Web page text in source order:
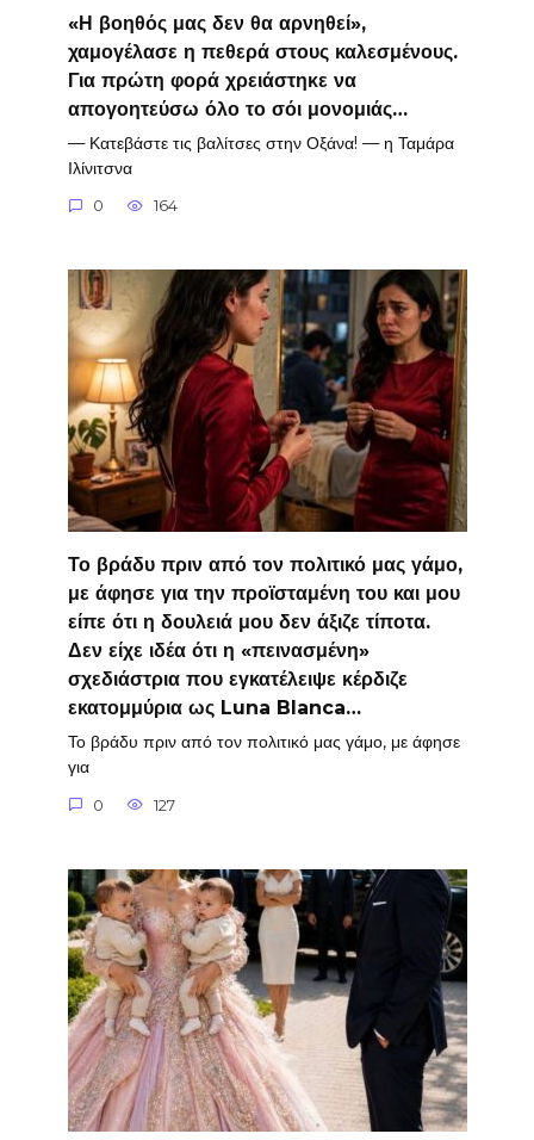
«Η βοηθός μας δεν θα αρνηθεί»,
χαμογέλασε η πεθερά στους καλεσμένους.
Για πρώτη φορά χρειάστηκε να
απογοητεύσω όλο το σόι μονομιάς…
— Κατεβάστε τις βαλίτσες στην Οξάνα! — η Ταμάρα
Ιλίνιτσνα
0 164
Το βράδυ πριν από τον πολιτικό μας γάμο,
με άφησε για την προϊσταμένη του και μου
είπε ότι η δουλειά μου δεν άξιζε τίποτα.
Δεν είχε ιδέα ότι η «πεινασμένη»
σχεδιάστρια που εγκατέλειψε κέρδιζε
εκατομμύρια ως Luna Blanca…
Το βράδυ πριν από τον πολιτικό μας γάμο, με άφησε
για
0 127